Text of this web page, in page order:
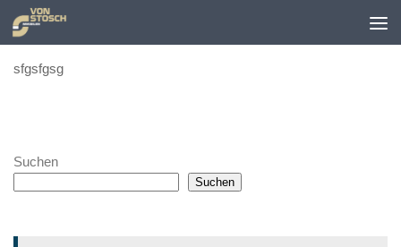
Zum Inhalt springen
sfgsfgsg
Suchen
Suchen